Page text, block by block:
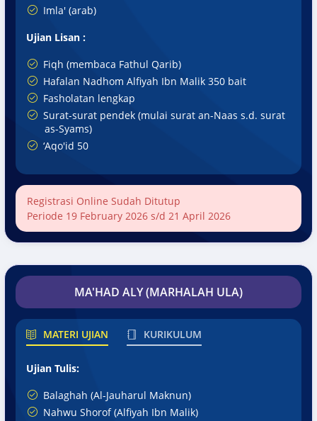
Imla' (arab)
Ujian Lisan :
Fiqh (membaca Fathul Qarib)
Hafalan Nadhom Alfiyah Ibn Malik 350 bait
Fasholatan lengkap
Surat-surat pendek (mulai surat an-Naas s.d. surat
as-Syams)
‘Aqo'id 50
Registrasi Online Sudah Ditutup
Periode 19 February 2026 s/d 21 April 2026
MA'HAD ALY (MARHALAH ULA)
MATERI UJIAN KURIKULUM
Ujian Tulis:
Balaghah (Al-Jauharul Maknun)
Nahwu Shorof (Alfiyah Ibn Malik)